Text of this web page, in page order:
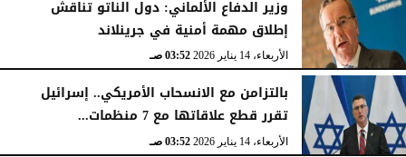
وزير الدفاع الألماني: دول الناتو تناقش
إطلاق مهمة أمنية في جرينلاند
الأربعاء، 14 يناير 2026 03:52 صـ
بالتزامن مع الانسحاب الأمريكي.. إسرائيل
تقرر قطع علاقاتها مع 7 منظمات...
الأربعاء، 14 يناير 2026 03:52 صـ